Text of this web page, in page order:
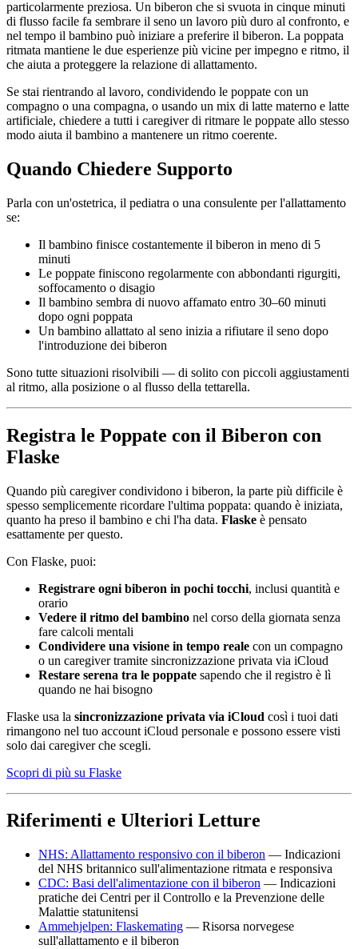
particolarmente preziosa. Un biberon che si svuota in cinque minuti
di flusso facile fa sembrare il seno un lavoro più duro al confronto, e
nel tempo il bambino può iniziare a preferire il biberon. La poppata
ritmata mantiene le due esperienze più vicine per impegno e ritmo, il
che aiuta a proteggere la relazione di allattamento.
Se stai rientrando al lavoro, condividendo le poppate con un
compagno o una compagna, o usando un mix di latte materno e latte
artificiale, chiedere a tutti i caregiver di ritmare le poppate allo stesso
modo aiuta il bambino a mantenere un ritmo coerente.
Quando Chiedere Supporto
Parla con un'ostetrica, il pediatra o una consulente per l'allattamento
se:
Il bambino finisce costantemente il biberon in meno di 5
minuti
Le poppate finiscono regolarmente con abbondanti rigurgiti,
soffocamento o disagio
Il bambino sembra di nuovo affamato entro 30–60 minuti
dopo ogni poppata
Un bambino allattato al seno inizia a rifiutare il seno dopo
l'introduzione dei biberon
Sono tutte situazioni risolvibili — di solito con piccoli aggiustamenti
al ritmo, alla posizione o al flusso della tettarella.
Registra le Poppate con il Biberon con
Flaske
Quando più caregiver condividono i biberon, la parte più difficile è
spesso semplicemente ricordare l'ultima poppata: quando è iniziata,
quanto ha preso il bambino e chi l'ha data. Flaske è pensato
esattamente per questo.
Con Flaske, puoi:
Registrare ogni biberon in pochi tocchi, inclusi quantità e
orario
Vedere il ritmo del bambino nel corso della giornata senza
fare calcoli mentali
Condividere una visione in tempo reale con un compagno
o un caregiver tramite sincronizzazione privata via iCloud
Restare serena tra le poppate sapendo che il registro è lì
quando ne hai bisogno
Flaske usa la sincronizzazione privata via iCloud così i tuoi dati
rimangono nel tuo account iCloud personale e possono essere visti
solo dai caregiver che scegli.
Scopri di più su Flaske
Riferimenti e Ulteriori Letture
NHS: Allattamento responsivo con il biberon — Indicazioni
del NHS britannico sull'alimentazione ritmata e responsiva
CDC: Basi dell'alimentazione con il biberon — Indicazioni
pratiche dei Centri per il Controllo e la Prevenzione delle
Malattie statunitensi
Ammehjelpen: Flaskemating — Risorsa norvegese
sull'allattamento e il biberon